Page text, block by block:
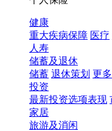
健康
重大疾病保障 医疗
人寿
储蓄及退休
储蓄 退休策划 更多
投资
最新投资选项表现
家居
旅游及消闲